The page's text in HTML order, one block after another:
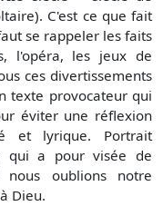
C'est ce que fait
se rappeler les faits
l'opéra, les jeux de
ces divertissements
texte provocateur qui
éviter une réflexion
et lyrique. Portrait
qui a pour visée de
nous oublions notre
Dieu.